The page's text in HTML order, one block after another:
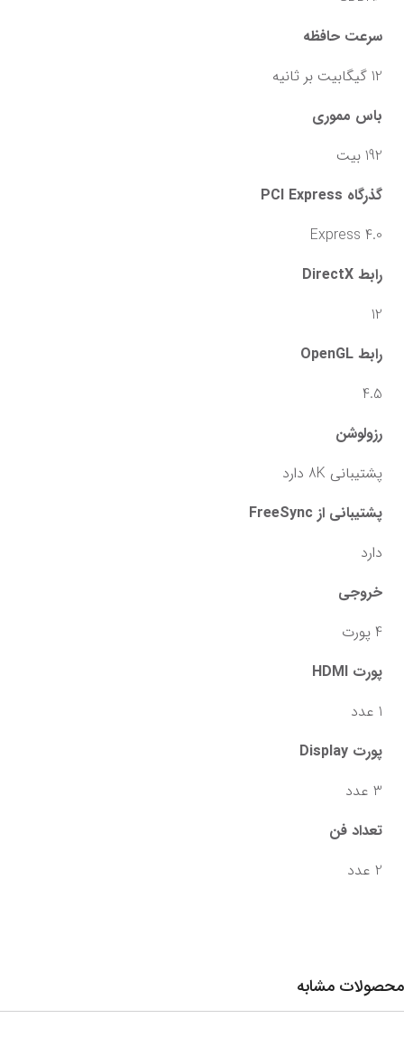
سرعت حافظه
12 گیگابیت بر ثانیه
باس مموری
192 بیت
گذرگاه PCI Express
Express 4.0
رابط DirectX
12
رابط OpenGL
4.5
رزولوشن
پشتیبانی 8K دارد
پشتیبانی از FreeSync
دارد
خروجی
4 پورت
پورت HDMI
1 عدد
پورت Display
3 عدد
تعداد فن
2 عدد
محصولات مشابه